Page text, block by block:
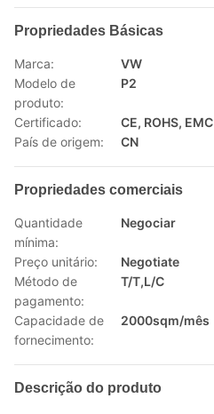
Propriedades Básicas
Marca:
VW
Modelo de
produto:
P2
Certificado:
CE, ROHS, EMC
País de origem:
CN
Propriedades comerciais
Quantidade
mínima:
Negociar
Preço unitário:
Negotiate
Método de
pagamento:
T/T,L/C
Capacidade de
fornecimento:
2000sqm/mês
Descrição do produto